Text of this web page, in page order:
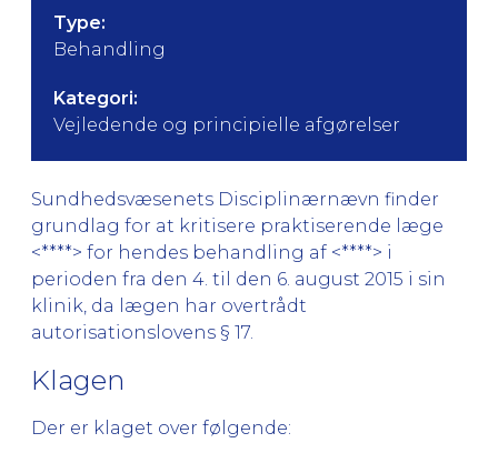
Type:
Behandling
Kategori:
Vejledende og principielle afgørelser
Sundhedsvæsenets Disciplinærnævn finder
grundlag for at kritisere praktiserende læge
<****> for hendes behandling af <****> i
perioden fra den 4. til den 6. august 2015 i sin
klinik, da lægen har overtrådt
autorisationslovens § 17.
Klagen
Der er klaget over følgende: